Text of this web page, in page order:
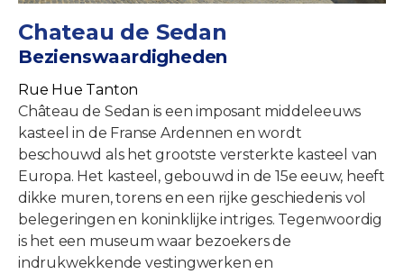
Chateau de Sedan
Bezienswaardigheden
Rue Hue Tanton
Château de Sedan is een imposant middeleeuws
kasteel in de Franse Ardennen en wordt
beschouwd als het grootste versterkte kasteel van
Europa. Het kasteel, gebouwd in de 15e eeuw, heeft
dikke muren, torens en een rijke geschiedenis vol
belegeringen en koninklijke intriges. Tegenwoordig
is het een museum waar bezoekers de
indrukwekkende vestingwerken en